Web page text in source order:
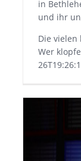
in
und ihr
Die
Wer